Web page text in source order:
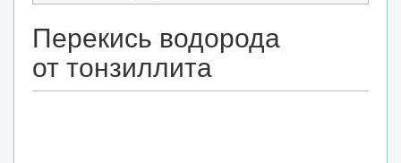
Перекись водорода
от тонзиллита